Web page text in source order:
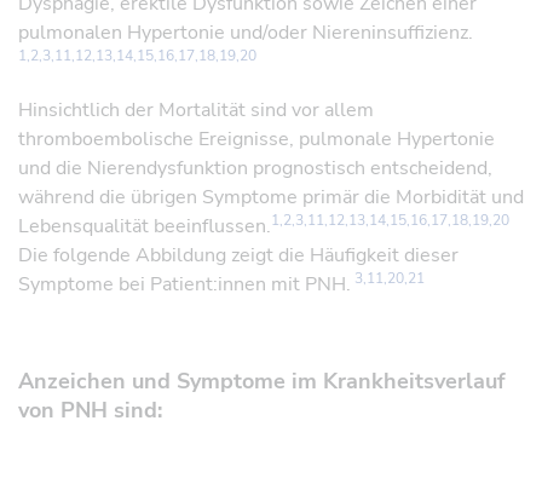
pulmonalen Hypertonie und/oder Niereninsuffizienz.
1,2,3,11,12,13,14,15,16,17,18,19,20
Hinsichtlich der Mortalität sind vor allem
thromboembolische Ereignisse, pulmonale Hypertonie
und die Nierendysfunktion prognostisch entscheidend,
während die übrigen Symptome primär die Morbidität und
Lebensqualität beeinflussen.1,2,3,11,12,13,14,15,16,17,18,19,20
Die folgende Abbildung zeigt die Häufigkeit dieser
Symptome bei Patient:innen mit PNH. 3,11,20,21
Anzeichen und Symptome im Krankheitsverlauf
von PNH sind: